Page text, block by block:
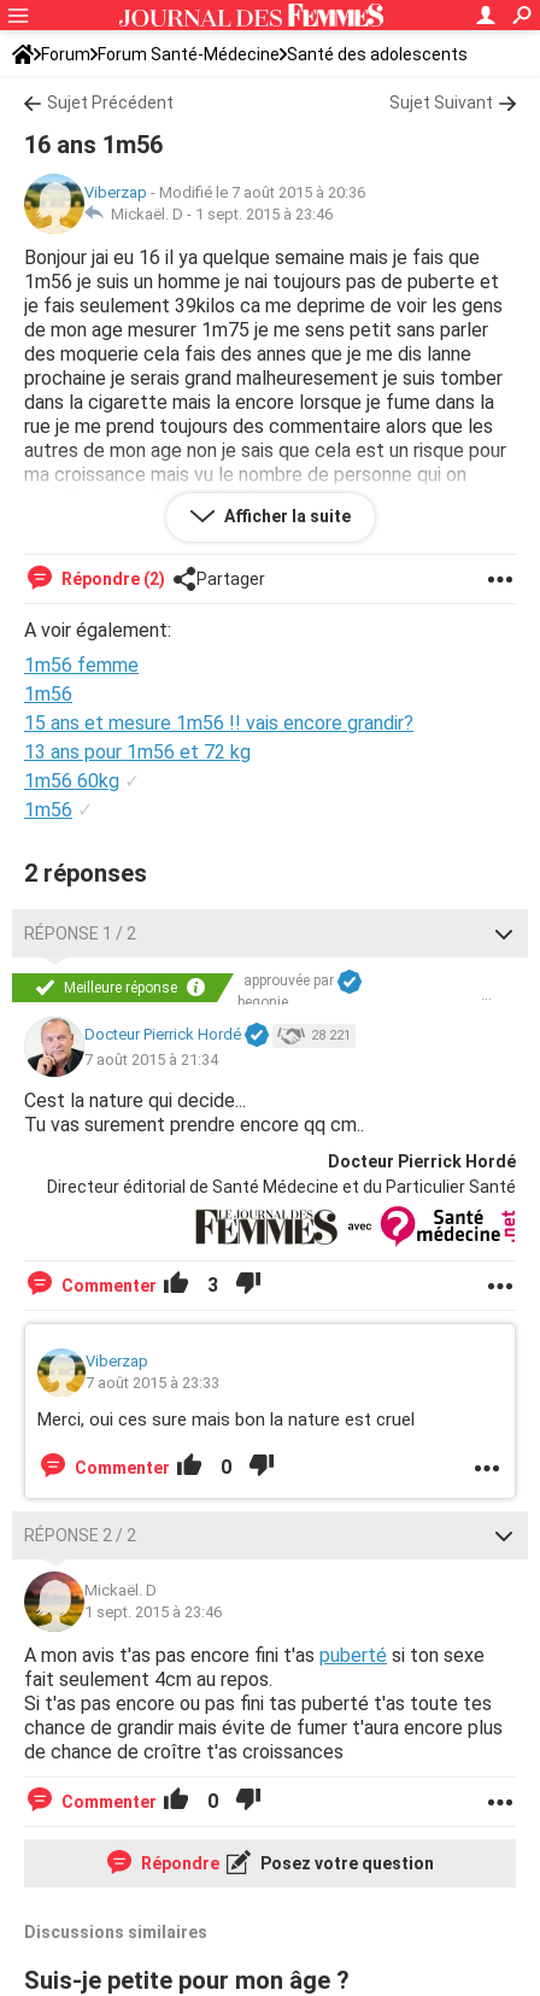
Forum Forum Santé-Médecine Santé des adolescents
Sujet Précédent Sujet Suivant
16 ans 1m56
Viberzap - Modifié le 7 août 2015 à 20:36
Mickaël. D - 1 sept. 2015 à 23:46
Bonjour jai eu 16 il ya quelque semaine mais je fais que
1m56 je suis un homme je nai toujours pas de puberte et
je fais seulement 39kilos ca me deprime de voir les gens
de mon age mesurer 1m75 je me sens petit sans parler
des moquerie cela fais des annes que je me dis lanne
prochaine je serais grand malheuresement je suis tomber
dans la cigarette mais la encore lorsque je fume dans la
rue je me prend toujours des commentaire alors que les
autres de mon age non je sais que cela est un risque pour
ma croissance mais vu le nombre de personne qui on
grandit avec cela ne minquiete pas enormement mon pere
fais 1m76 ma mere 1m58 jespere que je vais encore
plaindre alors quelle fon la meme taille que moi et dailleur
au niveau des filles ces le ko mes potes la plupart lon fais
et moi ca doit faire 3 ans que jai pas eu de copine et mon
sexe fait seulement 4 cm au repos je suis desespere..
Aidez moi svp
Afficher la suite
Répondre (2) Partager
A voir également:
1m56 femme
1m56
15 ans et mesure 1m56 !! vais encore grandir?
13 ans pour 1m56 et 72 kg
1m56 60kg ✓
1m56 ✓
2 réponses
RÉPONSE 1 / 2
Meilleure réponse
approuvée par
begonie
Docteur Pierrick Hordé 28 221
7 août 2015 à 21:34
Cest la nature qui decide...
Tu vas surement prendre encore qq cm..
Docteur Pierrick Hordé
Directeur éditorial de Santé Médecine et du Particulier Santé
Commenter 3
Viberzap
7 août 2015 à 23:33
Merci, oui ces sure mais bon la nature est cruel
Commenter 0
RÉPONSE 2 / 2
Mickaël. D
1 sept. 2015 à 23:46
A mon avis t'as pas encore fini t'as puberté si ton sexe
fait seulement 4cm au repos.
Si t'as pas encore ou pas fini tas puberté t'as toute tes
chance de grandir mais évite de fumer t'aura encore plus
de chance de croître t'as croissances
Commenter 0
Répondre Posez votre question
Discussions similaires
Suis-je petite pour mon âge ?